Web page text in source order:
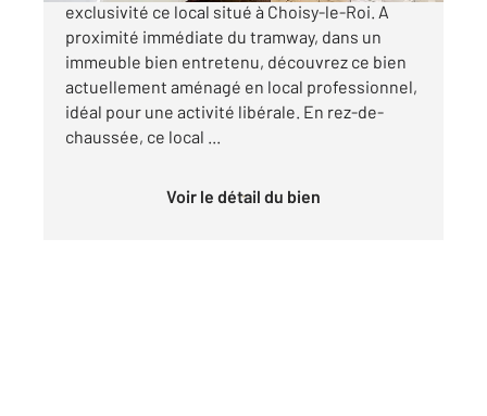
exclusivité ce local situé à Choisy-le-Roi. A
proximité immédiate du tramway, dans un
immeuble bien entretenu, découvrez ce bien
actuellement aménagé en local professionnel,
idéal pour une activité libérale. En rez-de-
chaussée, ce local ...
Voir le détail du bien